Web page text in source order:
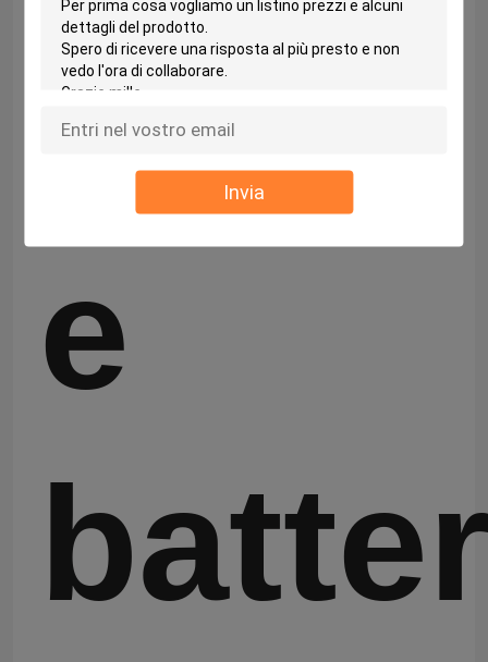
Invia
litio
e